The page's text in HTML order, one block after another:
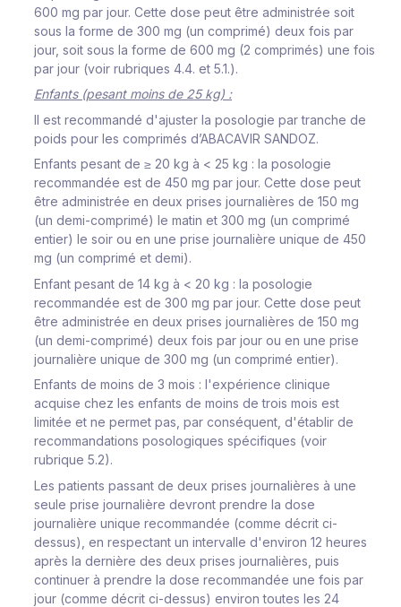
600 mg par jour. Cette dose peut être administrée soit
sous la forme de 300 mg (un comprimé) deux fois par
jour, soit sous la forme de 600 mg (2 comprimés) une fois
par jour (voir rubriques 4.4. et 5.1.).
Enfants (pesant moins de 25 kg) :
Il est recommandé d'ajuster la posologie par tranche de
poids pour les comprimés d’ABACAVIR SANDOZ.
Enfants pesant de ≥ 20 kg à < 25 kg : la posologie
recommandée est de 450 mg par jour. Cette dose peut
être administrée en deux prises journalières de 150 mg
(un demi-comprimé) le matin et 300 mg (un comprimé
entier) le soir ou en une prise journalière unique de 450
mg (un comprimé et demi).
Enfant pesant de 14 kg à < 20 kg : la posologie
recommandée est de 300 mg par jour. Cette dose peut
être administrée en deux prises journalières de 150 mg
(un demi-comprimé) deux fois par jour ou en une prise
journalière unique de 300 mg (un comprimé entier).
Enfants de moins de 3 mois : l'expérience clinique
acquise chez les enfants de moins de trois mois est
limitée et ne permet pas, par conséquent, d'établir de
recommandations posologiques spécifiques (voir
rubrique 5.2).
Les patients passant de deux prises journalières à une
seule prise journalière devront prendre la dose
journalière unique recommandée (comme décrit ci-
dessus), en respectant un intervalle d'environ 12 heures
après la dernière des deux prises journalières, puis
continuer à prendre la dose recommandée une fois par
jour (comme décrit ci-dessus) environ toutes les 24